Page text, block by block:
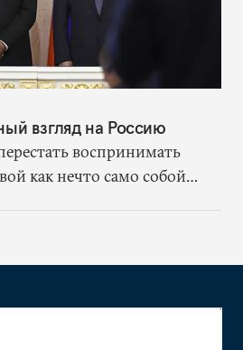
взгляд на Россию
воспринимать
как нечто само собой